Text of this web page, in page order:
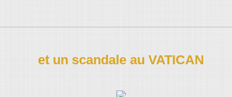
et un scandale au VATICAN